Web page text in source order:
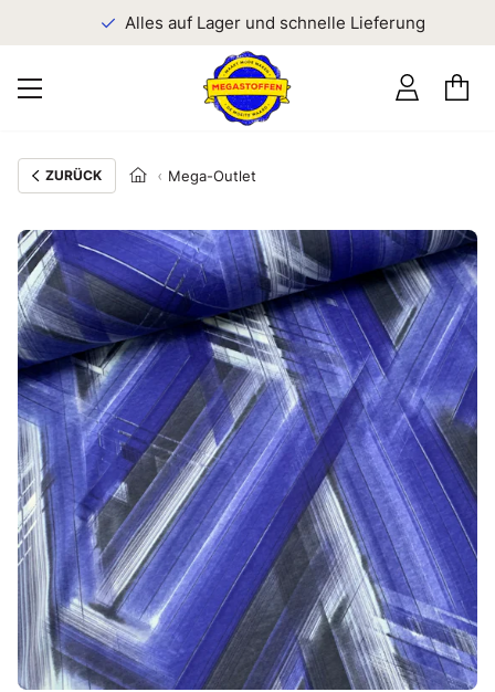
Alles auf Lager und schnelle Lieferung
ZURÜCK Mega-Outlet